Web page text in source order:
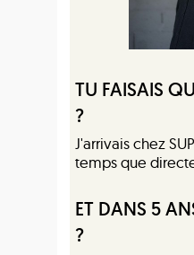
TU FAISAIS
?
J'arrivais chez
temps que
ET DANS 5
?